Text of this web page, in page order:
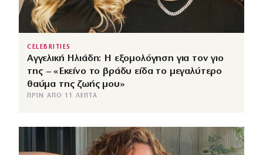
CELEBRITIES
Αγγελική Ηλιάδη: Η εξομολόγηση για τον γιο
της – «Εκείνο το βράδυ είδα το μεγαλύτερο
θαύμα της ζωής μου»
ΠΡΙΝ ΑΠΌ 11 ΛΕΠΤΆ